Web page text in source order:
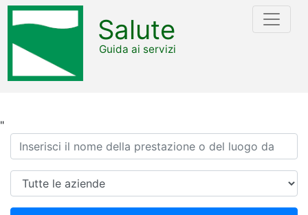
"
Salute
Guida ai servizi
Ricerca
Azienda